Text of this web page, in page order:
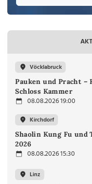
Vöcklabruck
Pauken und Pracht –
Schloss Kammer
08.08.2026 19:00
Kirchdorf
Shaolin Kung Fu
2026
08.08.2026 15:30
Linz